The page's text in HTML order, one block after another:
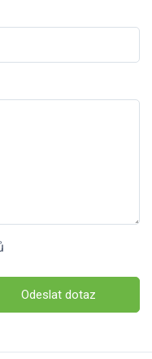
Odeslat dotaz